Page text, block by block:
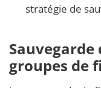
stratégie de
groupes de